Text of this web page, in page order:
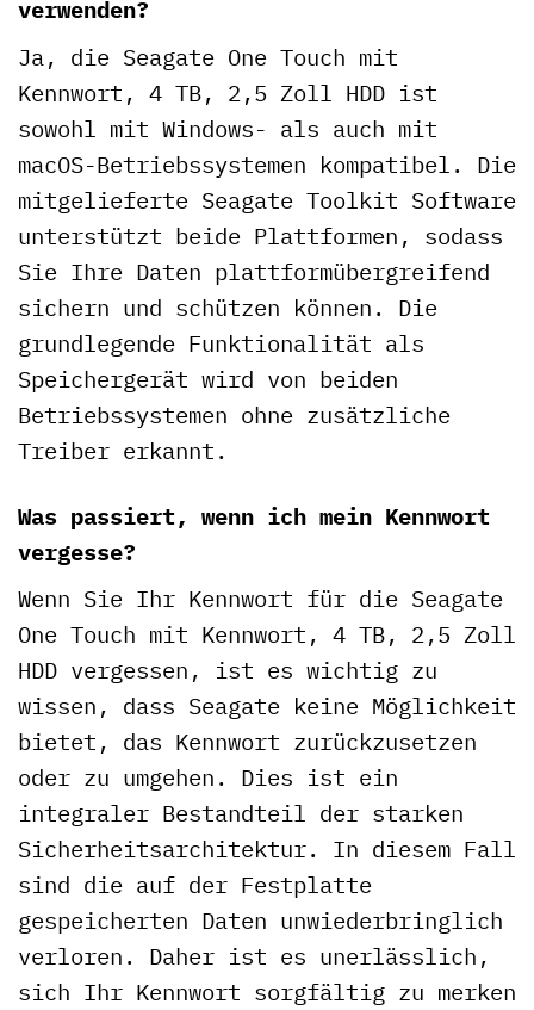
verwenden?
Ja, die Seagate One Touch mit
Kennwort, 4 TB, 2,5 Zoll HDD ist
sowohl mit Windows- als auch mit
macOS-Betriebssystemen kompatibel. Die
mitgelieferte Seagate Toolkit Software
unterstützt beide Plattformen, sodass
Sie Ihre Daten plattformübergreifend
sichern und schützen können. Die
grundlegende Funktionalität als
Speichergerät wird von beiden
Betriebssystemen ohne zusätzliche
Treiber erkannt.
Was passiert, wenn ich mein Kennwort
vergesse?
Wenn Sie Ihr Kennwort für die Seagate
One Touch mit Kennwort, 4 TB, 2,5 Zoll
HDD vergessen, ist es wichtig zu
wissen, dass Seagate keine Möglichkeit
bietet, das Kennwort zurückzusetzen
oder zu umgehen. Dies ist ein
integraler Bestandteil der starken
Sicherheitsarchitektur. In diesem Fall
sind die auf der Festplatte
gespeicherten Daten unwiederbringlich
verloren. Daher ist es unerlässlich,
sich Ihr Kennwort sorgfältig zu merken